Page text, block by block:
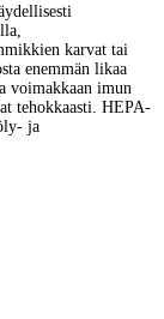
karvat tai
enemmän likaa
voimakkaan imun
tehokkaasti. HEPA-
ja